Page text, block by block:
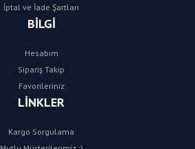
İptal ve İade Şartları
BİLGİ
Hesabım
Sipariş Takip
Favorileriniz
LİNKLER
Kargo Sorgulama